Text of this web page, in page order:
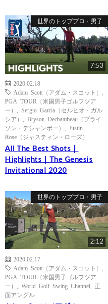
世界のトッププロ・男子
7:53
2020.02.18
Adam Scott（アダム・スコット）
PGA TOUR（米国男子ゴルフツア
ー）
Sergio Garcia（セルヒオ・ガル
シア）
Bryson Dechambeau（ブライ
ソン・デシャンボー）
Justin
Rose（ジャスティン・ローズ）
All The Best Shots｜
Highlights｜The Genesis
Invitational 2020
世界のトッププロ・男子
2:12
2020.02.17
Adam Scott（アダム・スコット）
PGA TOUR（米国男子ゴルフツア
ー）
World Golf Swing Channel
正
面アングル